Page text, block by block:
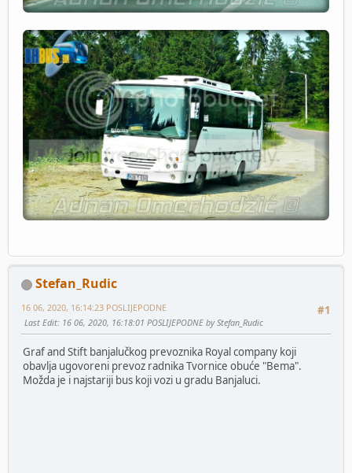
Stefan_Rudic
#1
16 06, 2020, 16:14:23 POSLIJEPODNE
Last Edit: 16 06, 2020, 16:18:01 POSLIJEPODNE by Stefan_Rudic
Graf and Stift banjalučkog prevoznika Royal company koji
obavlja ugovoreni prevoz radnika Tvornice obuće "Bema".
Možda je i najstariji bus koji vozi u gradu Banjaluci.